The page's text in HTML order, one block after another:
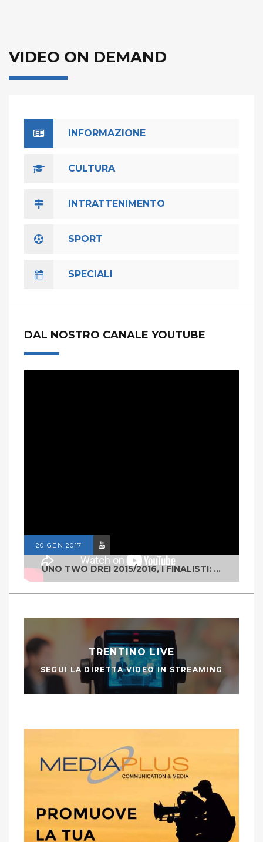
VIDEO ON DEMAND
INFORMAZIONE
CULTURA
INTRATTENIMENTO
SPORT
SPECIALI
DAL NOSTRO CANALE YOUTUBE
20 GEN 2017
UNO TWO DREI 2015/2016, I FINALISTI: CLASSE IV ALS ISTITUTO "DEGASPERI" BORGO VALSUGANA
TRENTINO LIVE
SEGUI LA DIRETTA VIDEO IN STREAMING